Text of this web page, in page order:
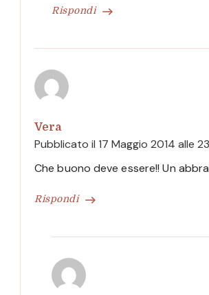
Rispondi
Vera
Pubblicato il 17 Maggio 2014 alle
Rispondi
Che buono deve essere!! Un